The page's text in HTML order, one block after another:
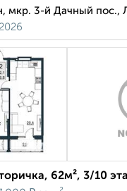
мкр. 3-й Дачный пос.,
62м², 3/10